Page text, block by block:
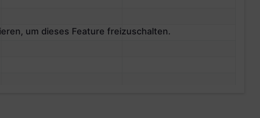
um dieses Feature freizuschalten.